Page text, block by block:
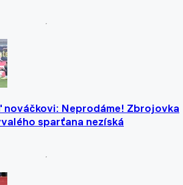
Neprodáme! Zbrojovka
sparťana nezíská